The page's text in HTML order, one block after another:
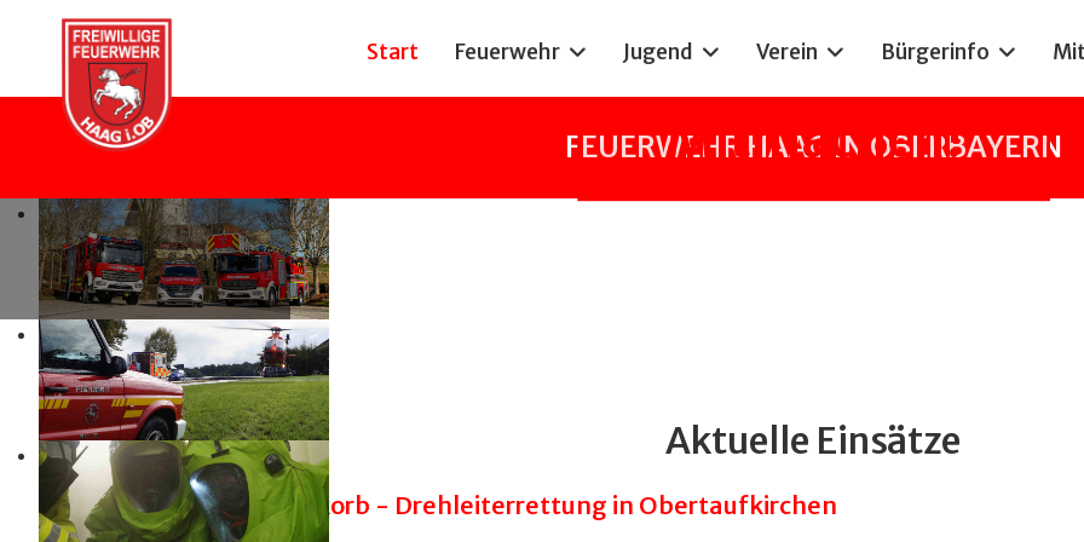
Start Feuerwehr Jugend Verein Bürgerinfo
FEUERWEHR HAAG IN OBERBAYERN
Mitmachen!
Aktuelle Einsätze
THL Rettungskorb - Drehleiterrettung in Obertaufkirchen